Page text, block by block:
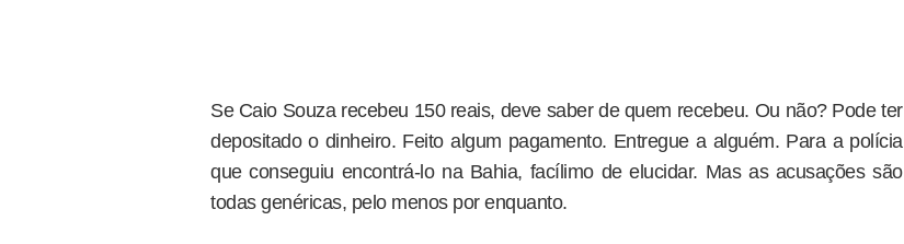
Se Caio Souza recebeu 150 reais, deve saber de quem recebeu. Ou não? Pode ter
depositado o dinheiro. Feito algum pagamento. Entregue a alguém. Para a polícia
que conseguiu encontrá-lo na Bahia, facílimo de elucidar. Mas as acusações são
todas genéricas, pelo menos por enquanto.